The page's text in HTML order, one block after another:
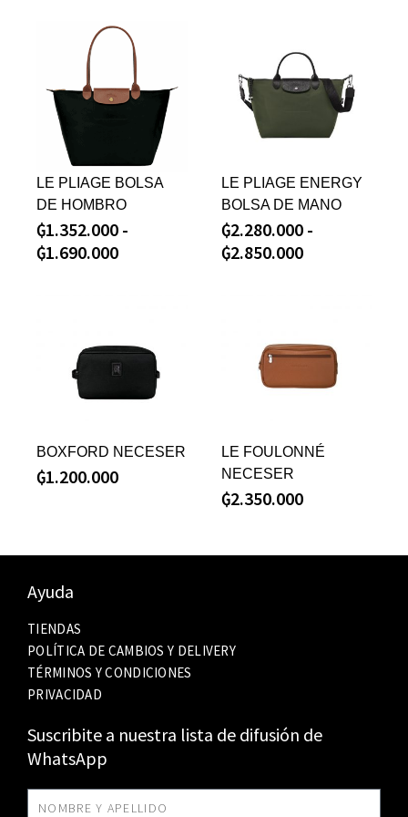
LE PLIAGE BOLSA
DE HOMBRO
₲1.352.000 -
₲1.690.000
LE PLIAGE ENERGY
BOLSA DE MANO
₲2.280.000 -
₲2.850.000
BOXFORD NECESER
₲1.200.000
LE FOULONNÉ
NECESER
₲2.350.000
Ayuda
TIENDAS
POLÍTICA DE CAMBIOS Y DELIVERY
TÉRMINOS Y CONDICIONES
PRIVACIDAD
Suscribite a nuestra lista de difusión de
WhatsApp